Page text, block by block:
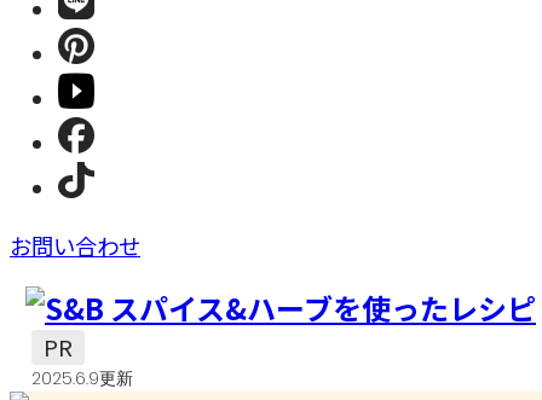
お問い合わせ
PR
2025.6.9更新